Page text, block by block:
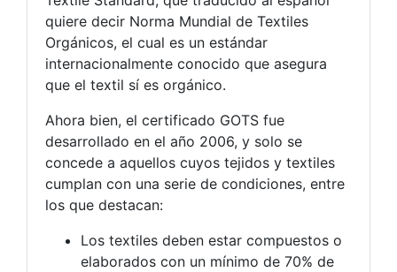
quiere decir Norma Mundial de Textiles
Orgánicos, el cual es un estándar
internacionalmente conocido que asegura
que el textil sí es orgánico.
Ahora bien, el certificado GOTS fue
desarrollado en el año 2006, y solo se
concede a aquellos cuyos tejidos y textiles
cumplan con una serie de condiciones, entre
los que destacan:
Los textiles deben estar compuestos o
elaborados con un mínimo de 70% de